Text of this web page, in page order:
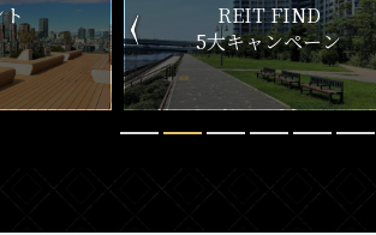
ン
リアルタイム
更新一覧チェック